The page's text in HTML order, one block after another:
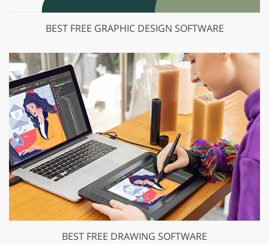
BEST FREE GRAPHIC DESIGN SOFTWARE
BEST FREE DRAWING SOFTWARE